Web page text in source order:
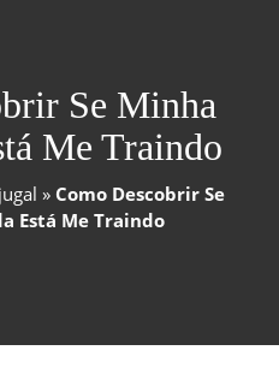
Se Minha
Me Traindo
» Como Descobrir Se
Está Me Traindo